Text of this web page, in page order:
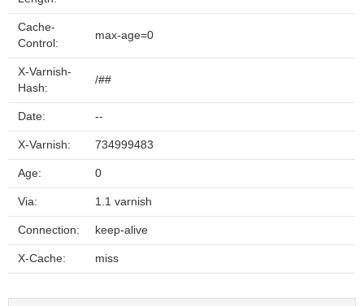
Cache-
Control:
max-age=0
X-Varnish-
Hash:
/##
Date: --
X-Varnish: 734999483
Age: 0
Via: 1.1 varnish
Connection: keep-alive
X-Cache: miss